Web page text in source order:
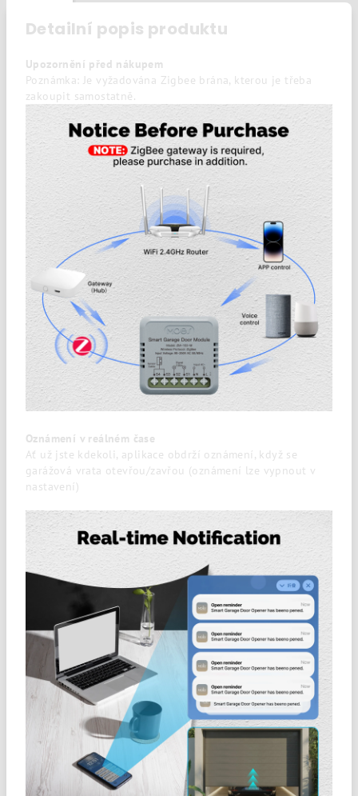
Detailní popis produktu
Upozornění před nákupem
Poznámka: Je vyžadována Zigbee brána, kterou je třeba
zakoupit samostatně.
Oznámení v reálném čase
Ať už jste kdekoli, aplikace obdrží oznámení, když se
garážová vrata otevřou/zavřou (oznámení lze vypnout v
nastavení)